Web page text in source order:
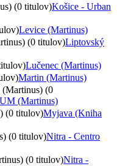
(0 titulov)Košice - Urban
Levice (Martinus)
(0 titulov)Liptovský
Lučenec (Martinus)
Martin (Martinus)
(0
(Martinus)
(0 titulov)Myjava (Kniha
(0 titulov)Nitra - Centro
(0 titulov)Nitra -